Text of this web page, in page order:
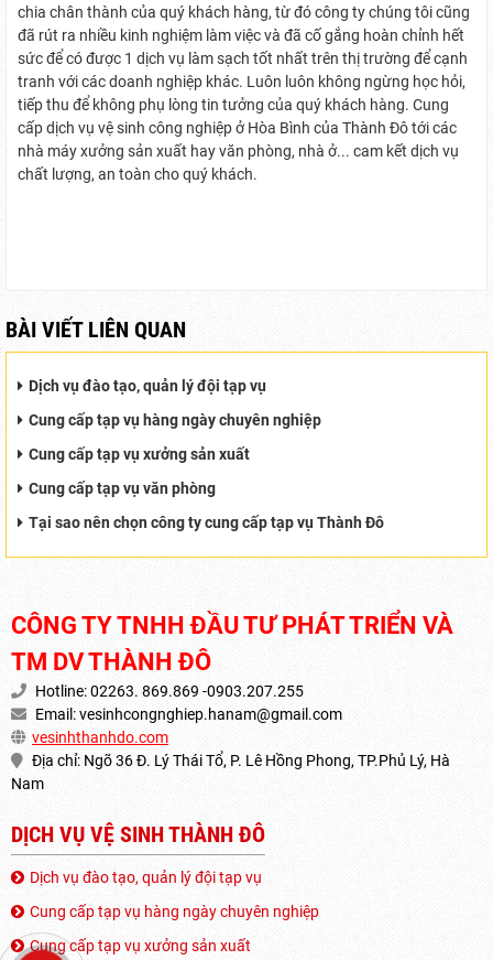
chia chân thành của quý khách hàng, từ đó công ty chúng tôi cũng
đã rút ra nhiều kinh nghiệm làm việc và đã cố gắng hoàn chỉnh hết
sức để có được 1 dịch vụ làm sạch tốt nhất trên thị trường để cạnh
tranh với các doanh nghiệp khác. Luôn luôn không ngừng học hỏi,
tiếp thu để không phụ lòng tin tưởng của quý khách hàng. Cung
cấp dịch vụ vệ sinh công nghiệp ở Hòa Bình của Thành Đô tới các
nhà máy xưởng sản xuất hay văn phòng, nhà ở... cam kết dịch vụ
chất lượng, an toàn cho quý khách.
BÀI VIẾT LIÊN QUAN
Dịch vụ đào tạo, quản lý đội tạp vụ
Cung cấp tạp vụ hàng ngày chuyên nghiệp
Cung cấp tạp vụ xưởng sản xuất
Cung cấp tạp vụ văn phòng
Tại sao nên chọn công ty cung cấp tạp vụ Thành Đô
CÔNG TY TNHH ĐẦU TƯ PHÁT TRIỂN VÀ
TM DV THÀNH ĐÔ
Hotline: 02263. 869.869 -0903.207.255
Email:vesinhcongnghiep.hanam@gmail.com
vesinhthanhdo.com
Địa chỉ: Ngõ 36 Đ. Lý Thái Tổ, P. Lê Hồng Phong, TP.Phủ Lý, Hà
Nam
DỊCH VỤ VỆ SINH THÀNH ĐÔ
Dịch vụ đào tạo, quản lý đội tạp vụ
Cung cấp tạp vụ hàng ngày chuyên nghiệp
Cung cấp tạp vụ xưởng sản xuất